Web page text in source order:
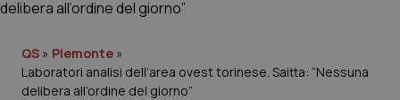
Governo e Parlamento
QS » Piemonte »
Laboratori analisi dell’area ovest torinese. Saitta: “Nessuna
delibera all’ordine del giorno”